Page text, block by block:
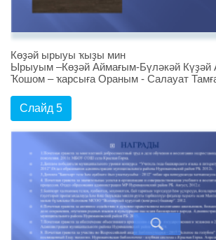
Көҙәй ырыуы ҡыҙы мин
Ырыуым –Көҙәй Аймағым-Бүләкәй Күҙәй
Ҡошом – ҡарсыға Ораным - Салауат
Слайд 5